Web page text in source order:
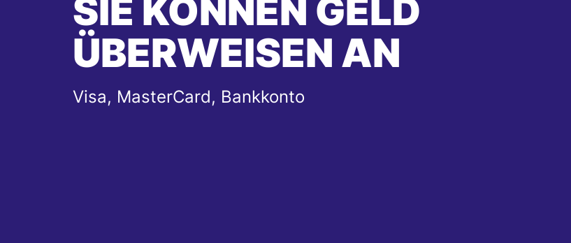
SIE KÖNNEN GELD
ÜBERWEISEN AN
Visa, MasterCard, Bankkonto